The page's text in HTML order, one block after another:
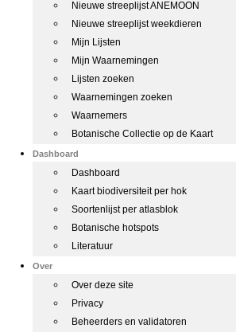
Nieuwe streeplijst ANEMOON
Nieuwe streeplijst weekdieren
Mijn Lijsten
Mijn Waarnemingen
Lijsten zoeken
Waarnemingen zoeken
Waarnemers
Botanische Collectie op de Kaart
Dashboard
Dashboard
Kaart biodiversiteit per hok
Soortenlijst per atlasblok
Botanische hotspots
Literatuur
Over
Over deze site
Privacy
Beheerders en validatoren